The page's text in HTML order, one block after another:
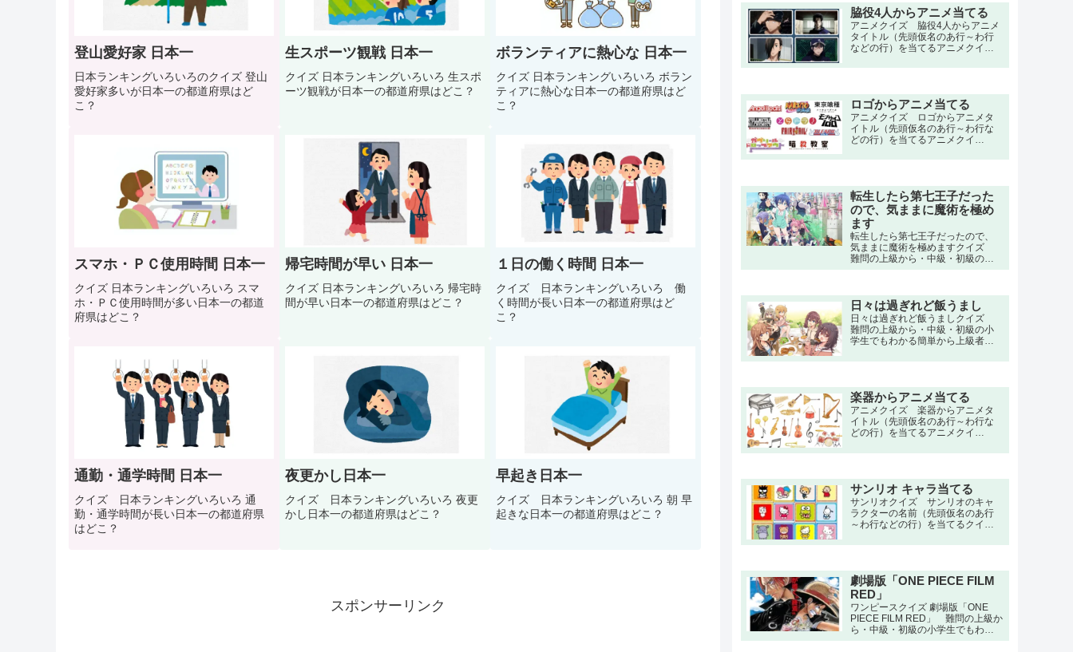
登山愛好家 日本一
日本ランキングいろいろのクイズ 登山
愛好家多いが日本一の都道府県はど
こ？
生スポーツ観戦 日本一
クイズ 日本ランキングいろいろ 生スポ
ーツ観戦が日本一の都道府県はどこ？
ボランティアに熱心な 日本一
クイズ 日本ランキングいろいろ ボラン
ティアに熱心な日本一の都道府県はど
こ？
スマホ・ＰＣ使用時間 日本一
クイズ 日本ランキングいろいろ スマ
ホ・ＰＣ使用時間が多い日本一の都道
府県はどこ？
帰宅時間が早い 日本一
クイズ 日本ランキングいろいろ 帰宅時
間が早い日本一の都道府県はどこ？
１日の働く時間 日本一
クイズ 日本ランキングいろいろ 働
く時間が長い日本一の都道府県はど
こ？
通勤・通学時間 日本一
クイズ 日本ランキングいろいろ 通
勤・通学時間が長い日本一の都道府県
はどこ？
夜更かし日本一
クイズ 日本ランキングいろいろ 夜更
かし日本一の都道府県はどこ？
早起き日本一
クイズ 日本ランキングいろいろ 朝 早
起きな日本一の都道府県はどこ？
スポンサーリンク
テータスポイントも全て防御力に
振る「極振り」をしてしまう。
主である天久鷹央のもとには、
数々の診断困難とされる病気や、
警察でさえ解き明かすことのでき
ない謎に包まれた事件が集まって
くる。
脇役4人からアニメ当てる
アニメクイズ 脇役4人からアニメ
タイトル（先頭仮名のあ行～わ行
などの行）を当てるアニメクイ
花嫁,地縛少年花子くん,マッシュル,
王,北斗の拳,のだめカンタービレ,鬼
滅の刃,進撃の巨人,ハンター×ハン
ター,呪術廻戦,ワンピース,ナルト
ロゴからアニメ当てる
アニメクイズ ロゴからアニメタ
イトル（先頭仮名のあ行～わ行な
どの行）を当てるアニメクイ
花嫁,地縛少年花子くん,マッシュル,
王,北斗の拳,のだめカンタービレ,鬼
滅の刃,進撃の巨人,ハンター×ハン
ター,呪術廻戦,ワンピース,ナルト
転生したら第七王子だった
ので、気ままに魔術を極め
ます
転生したら第七王子だったので、
気ままに魔術を極めますクイズ
難問の上級から・中級・初級の小
学生でもわかる簡単から上級者向
で。血筋と才能に恵まれなかった
とある魔術師は、貴族との決闘に
負け無残な最期を迎えるも、死の
間際も「もっと魔術を学びたかっ
た」と考えていた。目を覚ます
と、男はサルーム王国の第七王
日々は過ぎれど飯うまし
日々は過ぎれど飯うましクイズ
難問の上級から・中級・初級の小
学生でもわかる簡単から上級者向
ター・声優・一問一答・3択問題ま
大学1年生・河合まこは、大学で偶
然再会した小学校の同級生だった
小川しのんから勧誘されて食文化
研究部に入るが、その実態はダミ
ーサークルだった。
楽器からアニメ当てる
アニメクイズ 楽器からアニメタ
イトル（先頭仮名のあ行～わ行な
どの行）を当てるアニメクイ
ー×ハンター,呪術廻戦,ワンピース,
サンリオ キャラ当てる
サンリオクイズ サンリオのキャ
ラクターの名前（先頭仮名のあ行
～わ行などの行）を当てるクイ
ィ,クロミ,シナモロール,ポムポムプ
ム,ハンギョドン,おさるのもんきち,
ハローキティ,ミミィホワイト,キャ
シー,バッドばつ丸,けろけろけろっ
ぴ,リトルツインスターズ,みんなの
たあ坊,ポチャッコ
劇場版「ONE PIECE FILM
RED」
ワンピースクイズ 劇場版「ONE
PIECE FILM RED」 難問の上級か
ら・中級・初級の小学生でもわか
る簡単から上級者向け問題。名